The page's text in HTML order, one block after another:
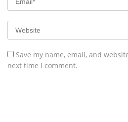
Save my name, email, and
next time I comment.